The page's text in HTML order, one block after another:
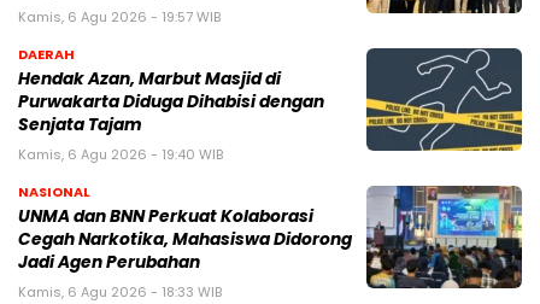
Kamis, 6 Agu 2026 - 19:57 WIB
DAERAH
Hendak Azan, Marbut Masjid di
Purwakarta Diduga Dihabisi dengan
Senjata Tajam
Kamis, 6 Agu 2026 - 19:40 WIB
NASIONAL
UNMA dan BNN Perkuat Kolaborasi
Cegah Narkotika, Mahasiswa Didorong
Jadi Agen Perubahan
Kamis, 6 Agu 2026 - 18:33 WIB